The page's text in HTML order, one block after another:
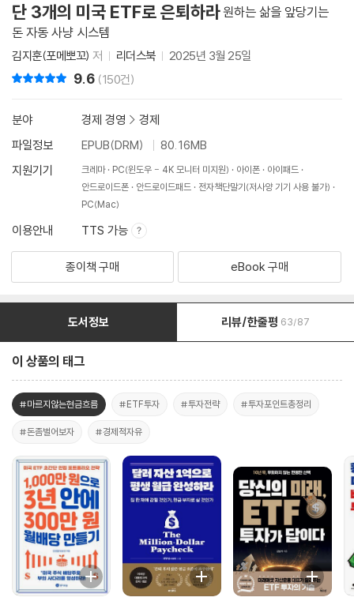
단 3개의 미국 ETF로 은퇴하라원하는 삶을 앞당기는
돈 자동 사냥 시스템
김지훈(포메뽀꼬) 저 리더스북 2025년 3월 25일
9.6 (150건)
분야 경제 경영 > 경제
파일정보
EPUB(DRM)
80.16MB
지원기기
크레마 PC(윈도우 - 4K 모니터 미지원) 아이폰
아이패드
안드로이드폰
안드로이드패드
전자책단말기(저사양 기기 사용 불가)
PC(Mac)
이용안내 TTS 가능
종이책 구매 eBook 구매
도서정보 리뷰/한줄평 63/87
이 상품의 태그
#마르지않는현금흐름 #ETF투자 #투자전략 #투자포인트총정리
#돈좀벌어보자 #경제적자유